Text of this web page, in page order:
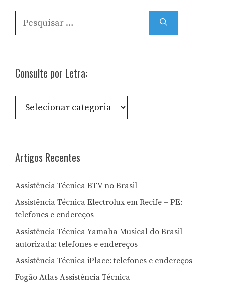
por:
Consulte por Letra:
Consulte
por
Artigos Recentes
Assistência Técnica BTV no Brasil
Assistência Técnica Electrolux em Recife – PE:
telefones e endereços
Assistência Técnica Yamaha Musical do Brasil
autorizada: telefones e endereços
Assistência Técnica iPlace: telefones e endereços
Fogão Atlas Assistência Técnica